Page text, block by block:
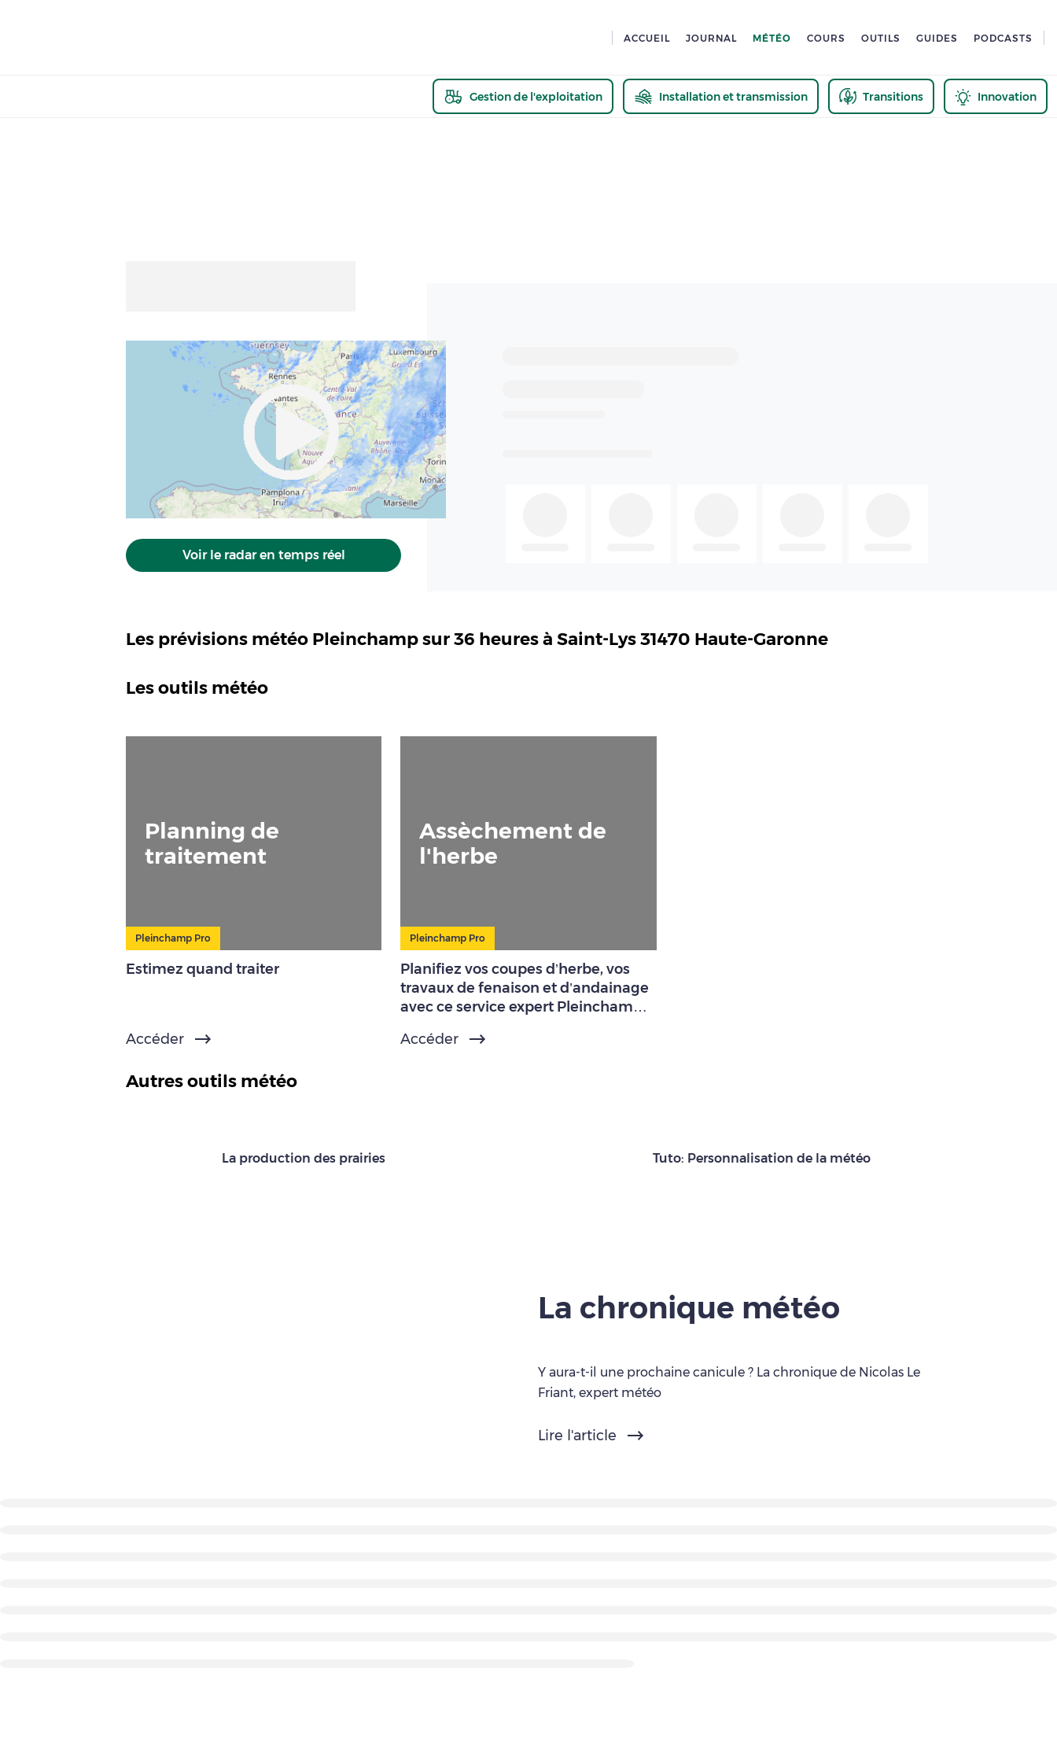
ACCUEIL JOURNAL MÉTÉO COURS OUTILS GUIDES PODCASTS
Gestion de l'exploitation Installation et transmission Transitions Innovation
Voir le radar en temps réel
Les prévisions météo Pleinchamp sur 36 heures à Saint-Lys 31470 Haute-Garonne
Les outils météo
Planning de
traitement
Pleinchamp Pro
Estimez quand traiter
Accéder
Assèchement de
l'herbe
Pleinchamp Pro
Planifiez vos coupes d’herbe, vos
travaux de fenaison et d’andainage
avec ce service expert Pleinchamp
Accéder
Autres outils météo
La production des prairies Tuto: Personnalisation de la météo
La chronique météo
Y aura-t-il une prochaine canicule ? La chronique de Nicolas Le
Friant, expert météo
Lire l'article